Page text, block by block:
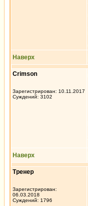
Наверх
Crimson
Зарегистрирован: 10.11.2017
Суждений: 3102
Наверх
Тренер
Зарегистрирован:
06.03.2018
Суждений: 1796